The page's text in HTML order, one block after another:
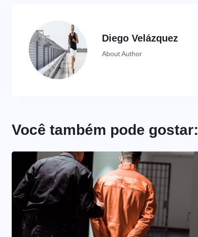
Diego Velázquez
About Author
Você também pode gostar: